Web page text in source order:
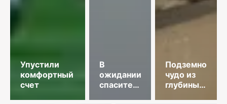
Упустили
комфортный
счет
В
ожидании
спасительного
Подземное
чудо из
глубины